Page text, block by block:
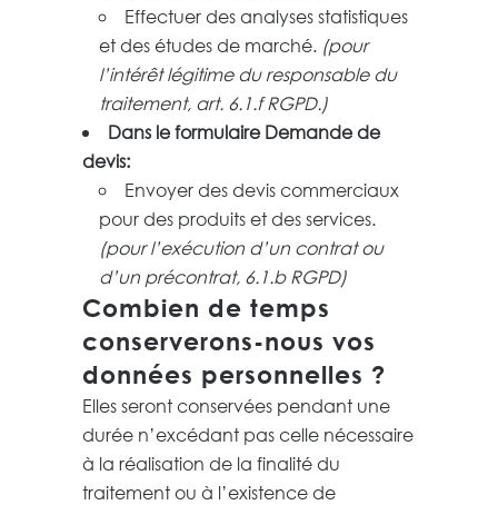
Effectuer des analyses statistiques
et des études de marché. (pour
l’intérêt légitime du responsable du
traitement, art. 6.1.f RGPD.)
Dans le formulaire Demande de
devis:
Envoyer des devis commerciaux
pour des produits et des services.
(pour l’exécution d’un contrat ou
d’un précontrat, 6.1.b RGPD)
Combien de temps
conserverons-nous vos
données personnelles ?
Elles seront conservées pendant une
durée n’excédant pas celle nécessaire
à la réalisation de la finalité du
traitement ou à l’existence de